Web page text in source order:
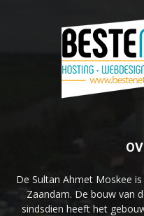
De Sultan Ahmet Moskee
Zaandam. De bouw van
sindsdien heeft het